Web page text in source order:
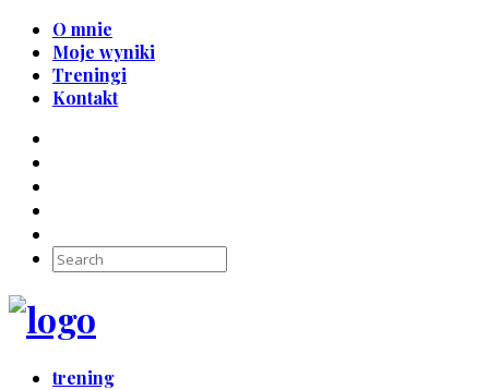
O mnie
Moje wyniki
Treningi
Kontakt
trening